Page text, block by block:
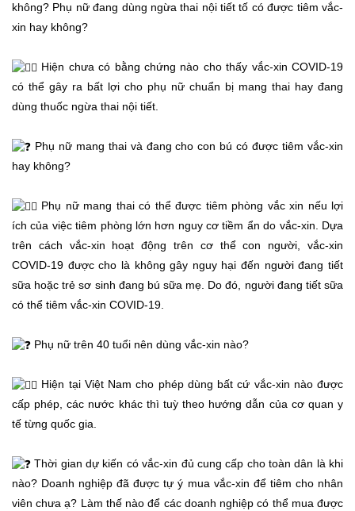
không? Phụ nữ đang dùng ngừa thai nội tiết tố có được tiêm vắc-
xin hay không?
Hiện chưa có bằng chứng nào cho thấy vắc-xin COVID-19
có thể gây ra bất lợi cho phụ nữ chuẩn bị mang thai hay đang
dùng thuốc ngừa thai nội tiết.
Phụ nữ mang thai và đang cho con bú có được tiêm vắc-xin
hay không?
Phụ nữ mang thai có thể được tiêm phòng vắc xin nếu lợi
ích của việc tiêm phòng lớn hơn nguy cơ tiềm ẩn do vắc-xin. Dựa
trên cách vắc-xin hoạt động trên cơ thể con người, vắc-xin
COVID-19 được cho là không gây nguy hại đến người đang tiết
sữa hoặc trẻ sơ sinh đang bú sữa mẹ. Do đó, người đang tiết sữa
có thể tiêm vắc-xin COVID-19.
Phụ nữ trên 40 tuổi nên dùng vắc-xin nào?
Hiện tại Việt Nam cho phép dùng bất cứ vắc-xin nào được
cấp phép, các nước khác thì tuỳ theo hướng dẫn của cơ quan y
tế từng quốc gia.
Thời gian dự kiến có vắc-xin đủ cung cấp cho toàn dân là khi
nào? Doanh nghiệp đã được tự ý mua vắc-xin để tiêm cho nhân
viên chưa ạ? Làm thế nào để các doanh nghiệp có thể mua được